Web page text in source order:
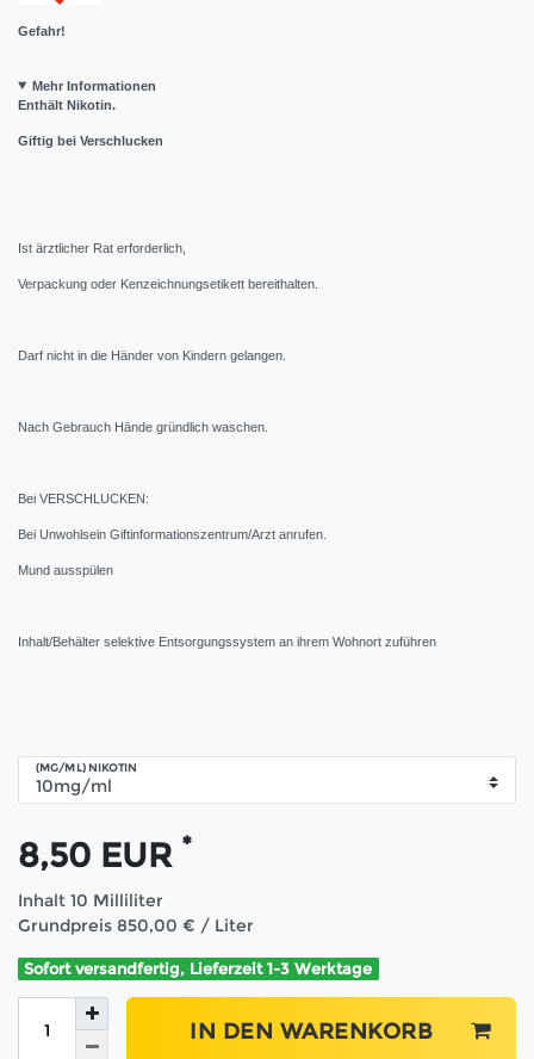
Gefahr!
Mehr Informationen
Enthält Nikotin.
Giftig bei Verschlucken
Ist ärztlicher Rat erforderlich,
Verpackung oder Kenzeichnungsetikett bereithalten.
Darf nicht in die Händer von Kindern gelangen.
Nach Gebrauch Hände gründlich waschen.
Bei VERSCHLUCKEN:
Bei Unwohlsein Giftinformationszentrum/Arzt anrufen.
Mund ausspülen
Inhalt/Behälter selektive Entsorgungssystem an ihrem Wohnort zuführen
(MG/ML) NIKOTIN
8,50 EUR *
Inhalt 10 Milliliter
Grundpreis 850,00 € / Liter
Sofort versandfertig, Lieferzeit 1-3 Werktage
IN DEN WARENKORB